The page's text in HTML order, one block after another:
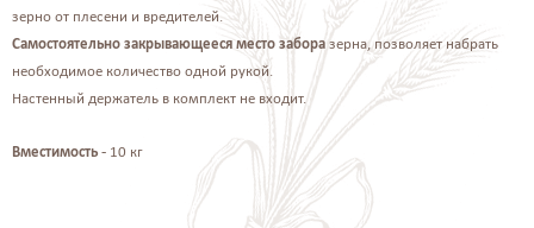
зерно от плесени и вредителей.
Самостоятельно закрывающееся место заборазерна, позволяет набрать
необходимое количество одной рукой.
Настенный держатель в комплект не входит.
Вместимость - 10 кг